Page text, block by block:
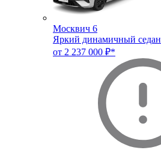
Москвич 6
Яркий динамичный седан
от 2 237 000 ₽*